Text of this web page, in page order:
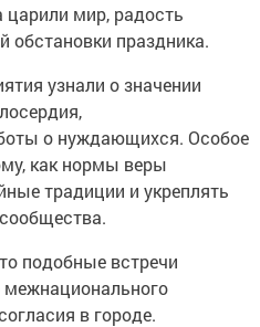
царили мир, радость
обстановки праздника.
узнали о значении
о нуждающихся. Особое
как нормы веры
традиции и укреплять
подобные встречи
в городе.